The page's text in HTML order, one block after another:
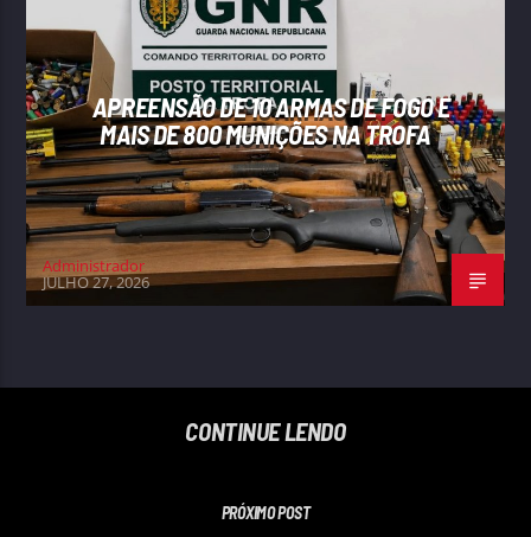
APREENSÃO DE 10 ARMAS DE FOGO E
MAIS DE 800 MUNIÇÕES NA TROFA
Administrador
JULHO 27, 2026
CONTINUE LENDO
PRÓXIMO POST